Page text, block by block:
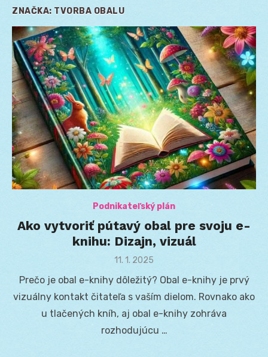
ZNAČKA: TVORBA OBALU
Podnikateľský plán
Ako vytvoriť pútavý obal pre svoju e-
knihu: Dizajn, vizuál
Posted
11. 1. 2025
Prečo je obal e-knihy dôležitý? Obal e-knihy je prvý
vizuálny kontakt čitateľa s vaším dielom. Rovnako ako
u tlačených kníh, aj obal e-knihy zohráva
rozhodujúcu …